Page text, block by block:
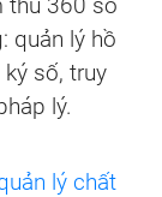
quản lý hồ
số, truy
lý.
lý chất